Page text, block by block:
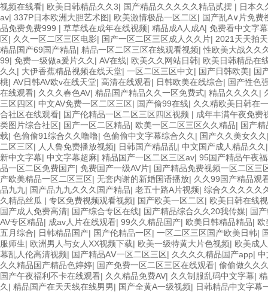
视频在线看| 欧美日韩精品久久3| 国产精品久久久久久精品贰摆 | 日本久
av| 337P日本欧洲大胆艺术图| 欧美激情极品一区二区| 国产乱A∨片免费
品免费免费999 | 草草线在成年在线视频| 精品成A人成A| 免费看中文字
区| 久久一区二区三区电影| 国产一区二区三区成人久久片| 2021天天拍
精品国产69国产精品| 精品一区二区三区在线观看视频|性欧美大战久久
99| 免费一级做a爰片久久 | AV在线| 欧美久久网站日韩| 欧美日韩精品在
久久 | 大伊香蕉精品视频在线天堂| 一区二区三区中文| 国产日韩欧美| 国
桃| AV日韩AV欧v在线天堂| 高清在线观看| 日韩欧美在线综合| 国产性色
在线观看| 久久久春色AV| 精品国产精品久久一区免费式| 精品久久久久 |
三区四区| 中文AV免费一区二区三区| 国产偷99在线| 久久精欧美日韩在
合社区在线观看| 国产伦精品一区二区三区四区视频 | 成年丰满午夜免费
类图片综合社区| 国产一区二区精品| 欧美一区二区三区久久精品| 国产
载| 色偷偷91综合久久噜噜| 色偷偷中文字幕综合久久 | 国产久久美女久久
二区三区| 人人鲁免费播放视频| 日韩国产精品乱| 中文国产成人精品久久
新中文字幕| 中文字幕超麻| 精品国产一区二区三区av| 95国产精品午夜
品一区二区免费国产| 免费国产一级AV片| 国产精品免费视频一区二区三
产欧美精品一区二区三区| 无套内谢的新婚国语播放| 久久99国产精品观
品九九| 国产品九九久久久国产精品| 老五十路A片视频| 综合久久久久久
久精品丝瓜 | 专区免费视频观看视频| 国产欧美一区二区| 欧美日韩在线
国产成人免费高清| 国产综合专区在线| 国产精品综合久久20我传媒| 国
AV专区精品| 成av人片在线观看| 99久久精品国产| 欧美日韩精品精品| 欧
五月综合| 日韩精品国产| 国产伦精品一区| 一区二区三区国产欧美日韩|
服师生| 欧洲男人与女人XX视频下载| 欧美一级特黄大片色视频| 欧美成
幕乱人伦高清视频| 国产精品AⅤ一区二区三区| 久久久久精品国产app| 中
久久精品国产精品色婷婷| 国产免费一区二区三区在线观看| 偷偷做久久
国产午夜福利不卡在线观看| 久久精品免费AV| 久久制服乱码中文字幕|
久 | 精品国产在天天线在线男男| 国产全黄A一级视频| 日韩精品中文字幕